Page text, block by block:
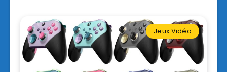
Jeux Vidéo